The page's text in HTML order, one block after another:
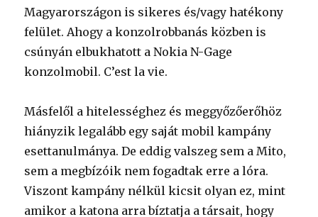
Magyarországon is sikeres és/vagy hatékony
felület. Ahogy a konzolrobbanás közben is
csúnyán elbukhatott a Nokia N-Gage
konzolmobil. C’est la vie.
Másfelől a hitelességhez és meggyőzőerőhöz
hiányzik legalább egy saját mobil kampány
esettanulmánya. De eddig valszeg sem a Mito,
sem a megbízóik nem fogadtak erre a lóra.
Viszont kampány nélkül kicsit olyan ez, mint
amikor a katona arra bíztatja a társait, hogy